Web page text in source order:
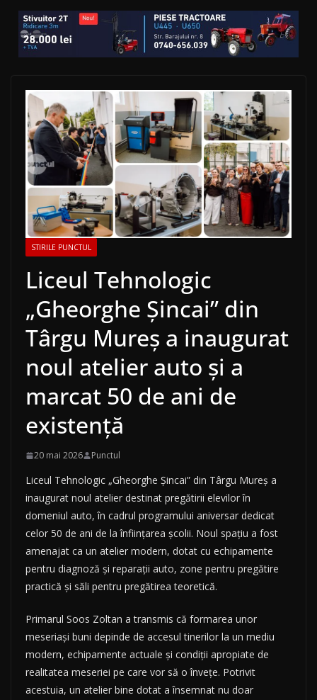
STIRILE PUNCTUL
Liceul Tehnologic
„Gheorghe Șincai” din
Târgu Mureș a inaugurat
noul atelier auto și a
marcat 50 de ani de
existență
20 mai 2026 Punctul
Liceul Tehnologic „Gheorghe Șincai” din Târgu Mureș a
inaugurat noul atelier destinat pregătirii elevilor în
domeniul auto, în cadrul programului aniversar dedicat
celor 50 de ani de la înființarea școlii. Noul spațiu a fost
amenajat ca un atelier modern, dotat cu echipamente
pentru diagnoză și reparații auto, zone pentru pregătire
practică și săli pentru pregătirea teoretică.
Primarul Soos Zoltan a transmis că formarea unor
meseriași buni depinde de accesul tinerilor la un mediu
modern, echipamente actuale și condiții apropiate de
realitatea meseriei pe care vor să o învețe. Potrivit
acestuia, un atelier bine dotat a însemnat nu doar